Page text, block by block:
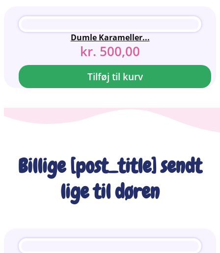
Dumle Karameller...
kr. 500,00
Tilføj til kurv
Billige [post_title] sendt
lige til døren